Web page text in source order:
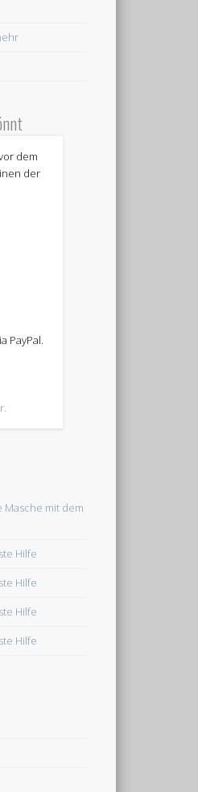
dem
der
PayPal.
Masche mit dem
Hilfe
Hilfe
Hilfe
Hilfe